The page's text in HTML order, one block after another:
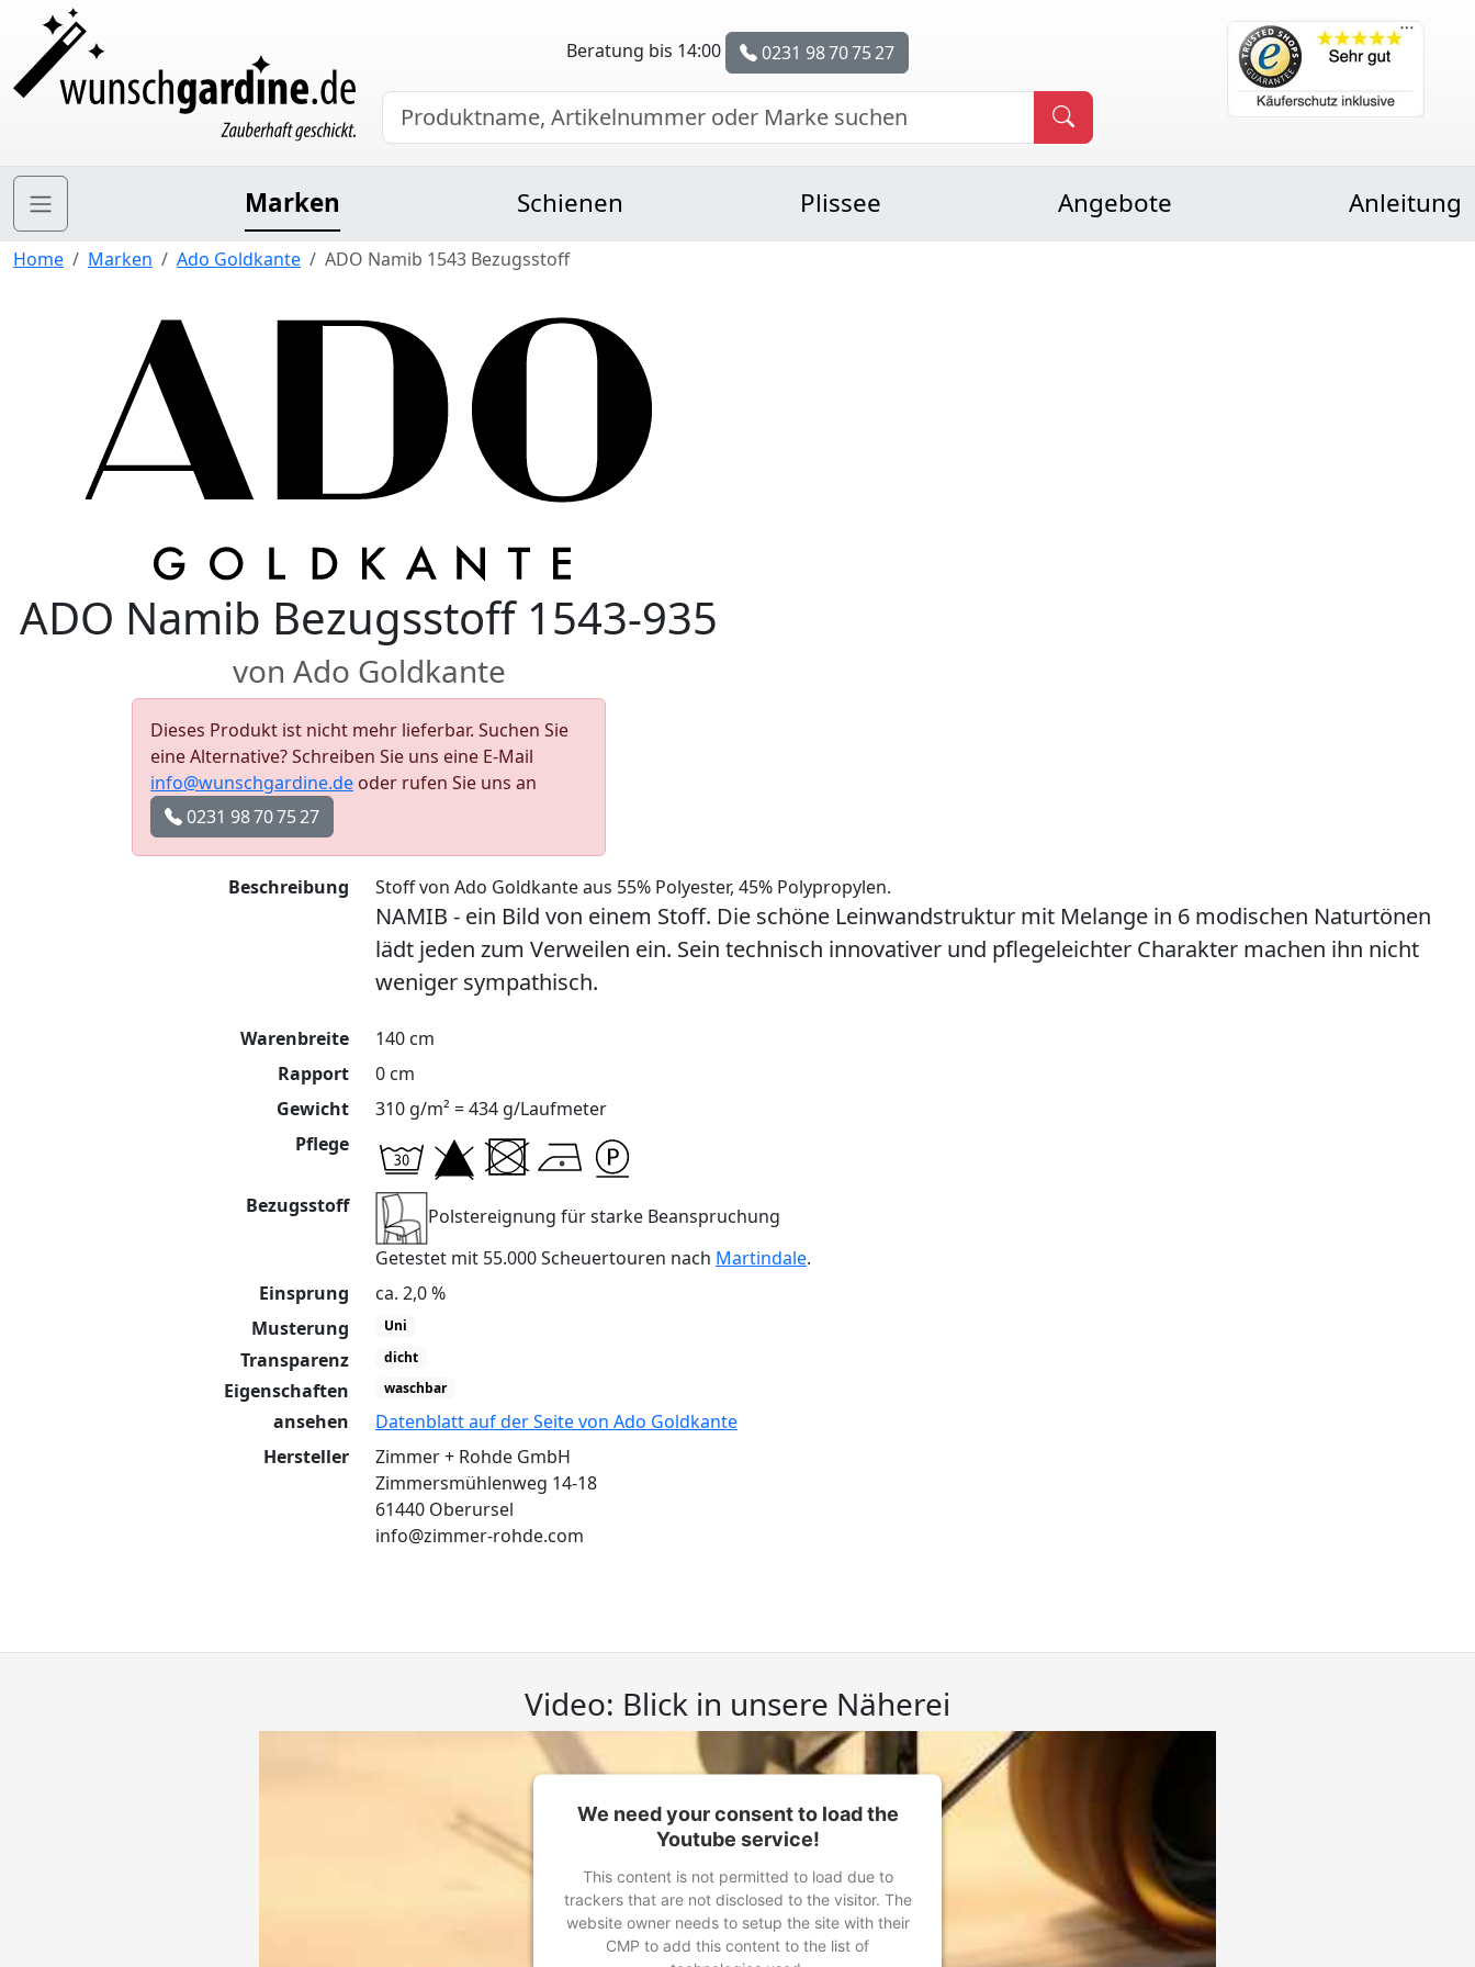
Beratung bis 14:00 0231 98 70 75 27
Marken Schienen Plissee Angebote Anleitung
Home Marken Ado Goldkante ADO Namib 1543 Bezugsstoff
ADO Namib Bezugsstoff 1543-935
von Ado Goldkante
Dieses Produkt ist nicht mehr lieferbar. Suchen Sie
eine Alternative? Schreiben Sie uns eine E-Mail
info@wunschgardine.de oder rufen Sie uns an
0231 98 70 75 27
Beschreibung Stoff von Ado Goldkante aus 55% Polyester, 45% Polypropylen.
NAMIB - ein Bild von einem Stoff. Die schöne Leinwandstruktur mit Melange in 6 modischen Naturtönen
lädt jeden zum Verweilen ein. Sein technisch innovativer und pflegeleichter Charakter machen ihn nicht
weniger sympathisch.
Warenbreite
140 cm
Rapport
0 cm
Gewicht
310 g/m² = 434 g/Laufmeter
Pflege
Bezugsstoff
Polstereignung für starke Beanspruchung
Getestet mit 55.000 Scheuertouren nach Martindale.
Einsprung
ca. 2,0 %
Musterung
Uni
Transparenz dicht
Eigenschaften waschbar
ansehen
Datenblatt auf der Seite von Ado Goldkante
Hersteller
Zimmer + Rohde GmbH
Zimmersmühlenweg 14-18
61440 Oberursel
info@zimmer-rohde.com
Video: Blick in unsere Näherei
We need your consent to load the
Youtube service!
This content is not permitted to load due to
trackers that are not disclosed to the visitor. The
website owner needs to setup the site with their
CMP to add this content to the list of